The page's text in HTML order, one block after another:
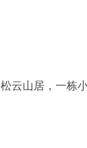
云山居，一栋